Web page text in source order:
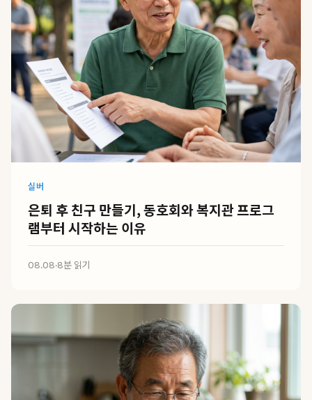
실버
은퇴 후 친구 만들기, 동호회와 복지관 프로그
램부터 시작하는 이유
08.08·8분 읽기